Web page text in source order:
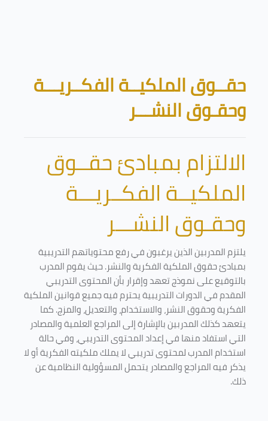
الكتل
حقــوق الملكيــة الفكــريـــة
وحقـوق النشـــر
الالتزام بمبادئ حقــوق
الملكيــة الفكــريـــة
وحقـوق النشـــر
يلتزم المدربين الذين يرغبون في رفع محتوياتهم التدريبية
بمبادئ حقوق الملكية الفكرية والنشر. حيث يقوم المدرب
بالتوقيع على نموذج تعهد وإقرار بأن المحتوى التدريبي
المقدم في الدورات التدريبية يحترم فيه جميع قوانين الملكية
الفكرية وحقوق النشر، والاستخدام، والتعديل، والمزج. كما
يتعهد كذلك المدربين بالإشارة إلى المراجع العلمية والمصادر
التي استفاد منها في إعداد المحتوى التدريبي، وفي حالة
استخدام المدرب لمحتوى تدريبي لا يملك ملكيته الفكرية أو لا
يذكر فيه المراجع والمصادر يتحمل المسؤولية النظامية عن
ذلك.